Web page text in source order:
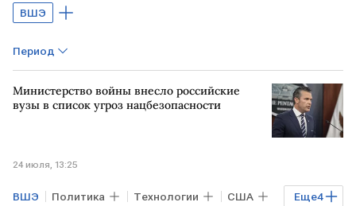
ВШЭ
Период
Министерство войны внесло российские
вузы в список угроз нацбезопасности
24 июля, 13:25
Еще4
ВШЭ Политика Технологии США